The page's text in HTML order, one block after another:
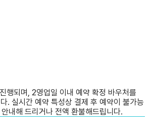
행되며, 2영업일 이내 예약 확정 바우처를
. 실시간 예약 특성상 결제 후 예약이 불가능
내해 드리거나 전액 환불해드립니다.